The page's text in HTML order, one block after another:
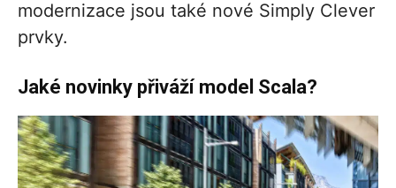
modernizace jsou také nové Simply Clever
prvky.
Jaké novinky přiváží model Scala?